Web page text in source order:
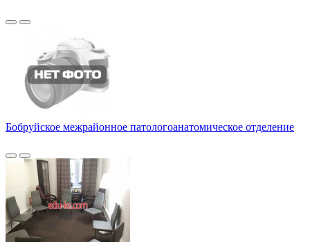
Бобруйское межрайонное патологоанатомическое отделение